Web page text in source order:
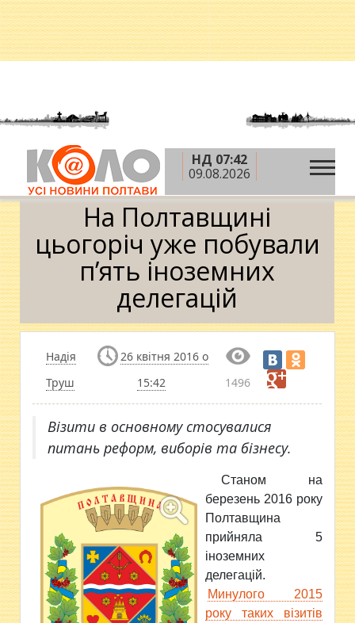
НД 07:42
09.08.2026
Головна » Новини » Влада » На Полтавщині
цьогоріч уже побували п’ять іноземних делегацій
На Полтавщині
цьогоріч уже побували
п’ять іноземних
делегацій
Надія
Труш
26 квітня 2016 о
15:42
1496
Візити в основному стосувалися
питань реформ, виборів та бізнесу.
Станом на
березень 2016 року
Полтавщина
прийняла 5
іноземних
делегацій.
Минулого 2015
року таких візитів